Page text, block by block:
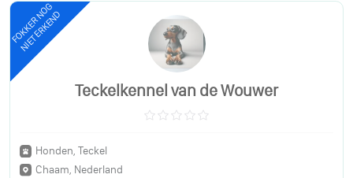
FOKKER NOG
NIET ERKEND
Teckelkennel van de Wouwer
Honden, Teckel
Chaam, Nederland